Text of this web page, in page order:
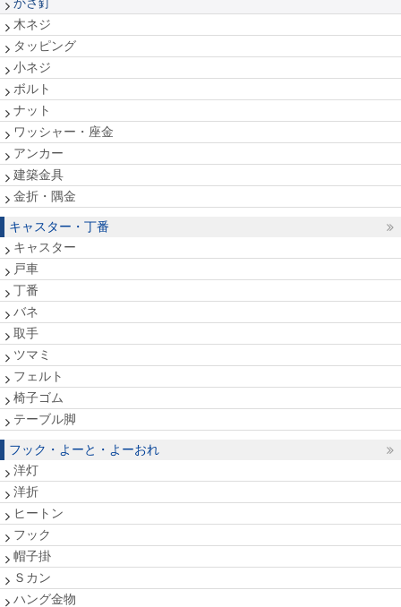
木ネジ
タッピング
小ネジ
ボルト
ナット
ワッシャー・座金
アンカー
建築金具
金折・隅金
キャスター・丁番
キャスター
戸車
丁番
バネ
取手
ツマミ
フェルト
椅子ゴム
テーブル脚
フック・よーと・よーおれ
洋灯
洋折
ヒートン
フック
帽子掛
Ｓカン
ハング金物